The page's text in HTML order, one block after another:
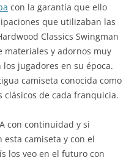
con la garantía que ello
que utilizaban las
Classics Swingman
materiales y adornos muy
jugadores en su época.
camiseta conocida como
clásicos de cada franquicia.
con continuidad y si
camiseta y con el
los veo en el futuro con